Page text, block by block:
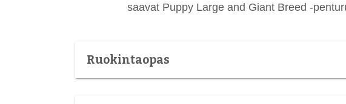
saavat Puppy Large and Giant Breed -
Ruokintaopas